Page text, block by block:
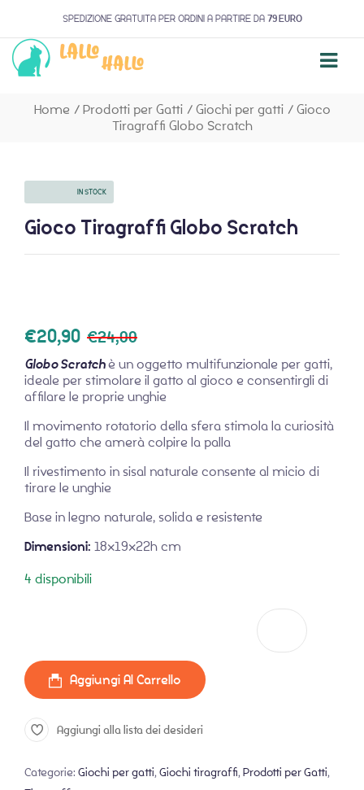
SPEDIZIONE GRATUITA PER ORDINI A PARTIRE DA 79 EURO
Home / Prodotti per Gatti / Giochi per gatti / Gioco
Tiragraffi Globo Scratch
IN STOCK
Gioco Tiragraffi Globo Scratch
€24,00
€20,90
Globo Scratchè un oggetto multifunzionale per gatti,
ideale per stimolare il gatto al gioco e consentirgli di
affilare le proprie unghie
Il movimento rotatorio della sfera stimola la curiosità
del gatto che amerà colpire la palla
Il rivestimento in sisal naturale consente al micio di
tirare le unghie
Base in legno naturale, solida e resistente
Dimensioni: 18x19x22h cm
4 disponibili
Aggiungi Al Carrello
Aggiungi alla lista dei desideri
Categorie: Giochi per gatti, Giochi tiragraffi, Prodotti per Gatti,